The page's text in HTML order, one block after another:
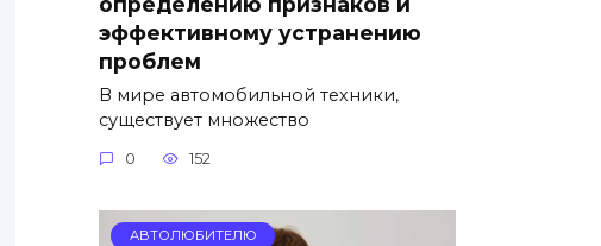
эффективному устранению
проблем
В мире автомобильной техники,
существует множество
0 152
АВТОЛЮБИТЕЛЮ